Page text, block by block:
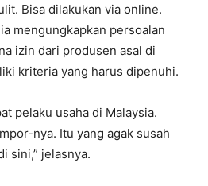
Bisa dilakukan via online.
mengungkapkan persoalan
izin dari produsen asal di
kriteria yang harus dipenuhi.
pelaku usaha di Malaysia.
nya. Itu yang agak susah
sini,” jelasnya.